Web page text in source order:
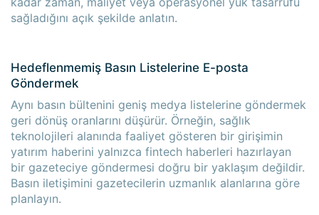
sağladığını açık şekilde anlatın.
Hedeflenmemiş Basın Listelerine E-posta
Göndermek
Aynı basın bültenini geniş medya listelerine göndermek
geri dönüş oranlarını düşürür. Örneğin, sağlık
teknolojileri alanında faaliyet gösteren bir girişimin
yatırım haberini yalnızca fintech haberleri hazırlayan
bir gazeteciye göndermesi doğru bir yaklaşım değildir.
Basın iletişimini gazetecilerin uzmanlık alanlarına göre
planlayın.